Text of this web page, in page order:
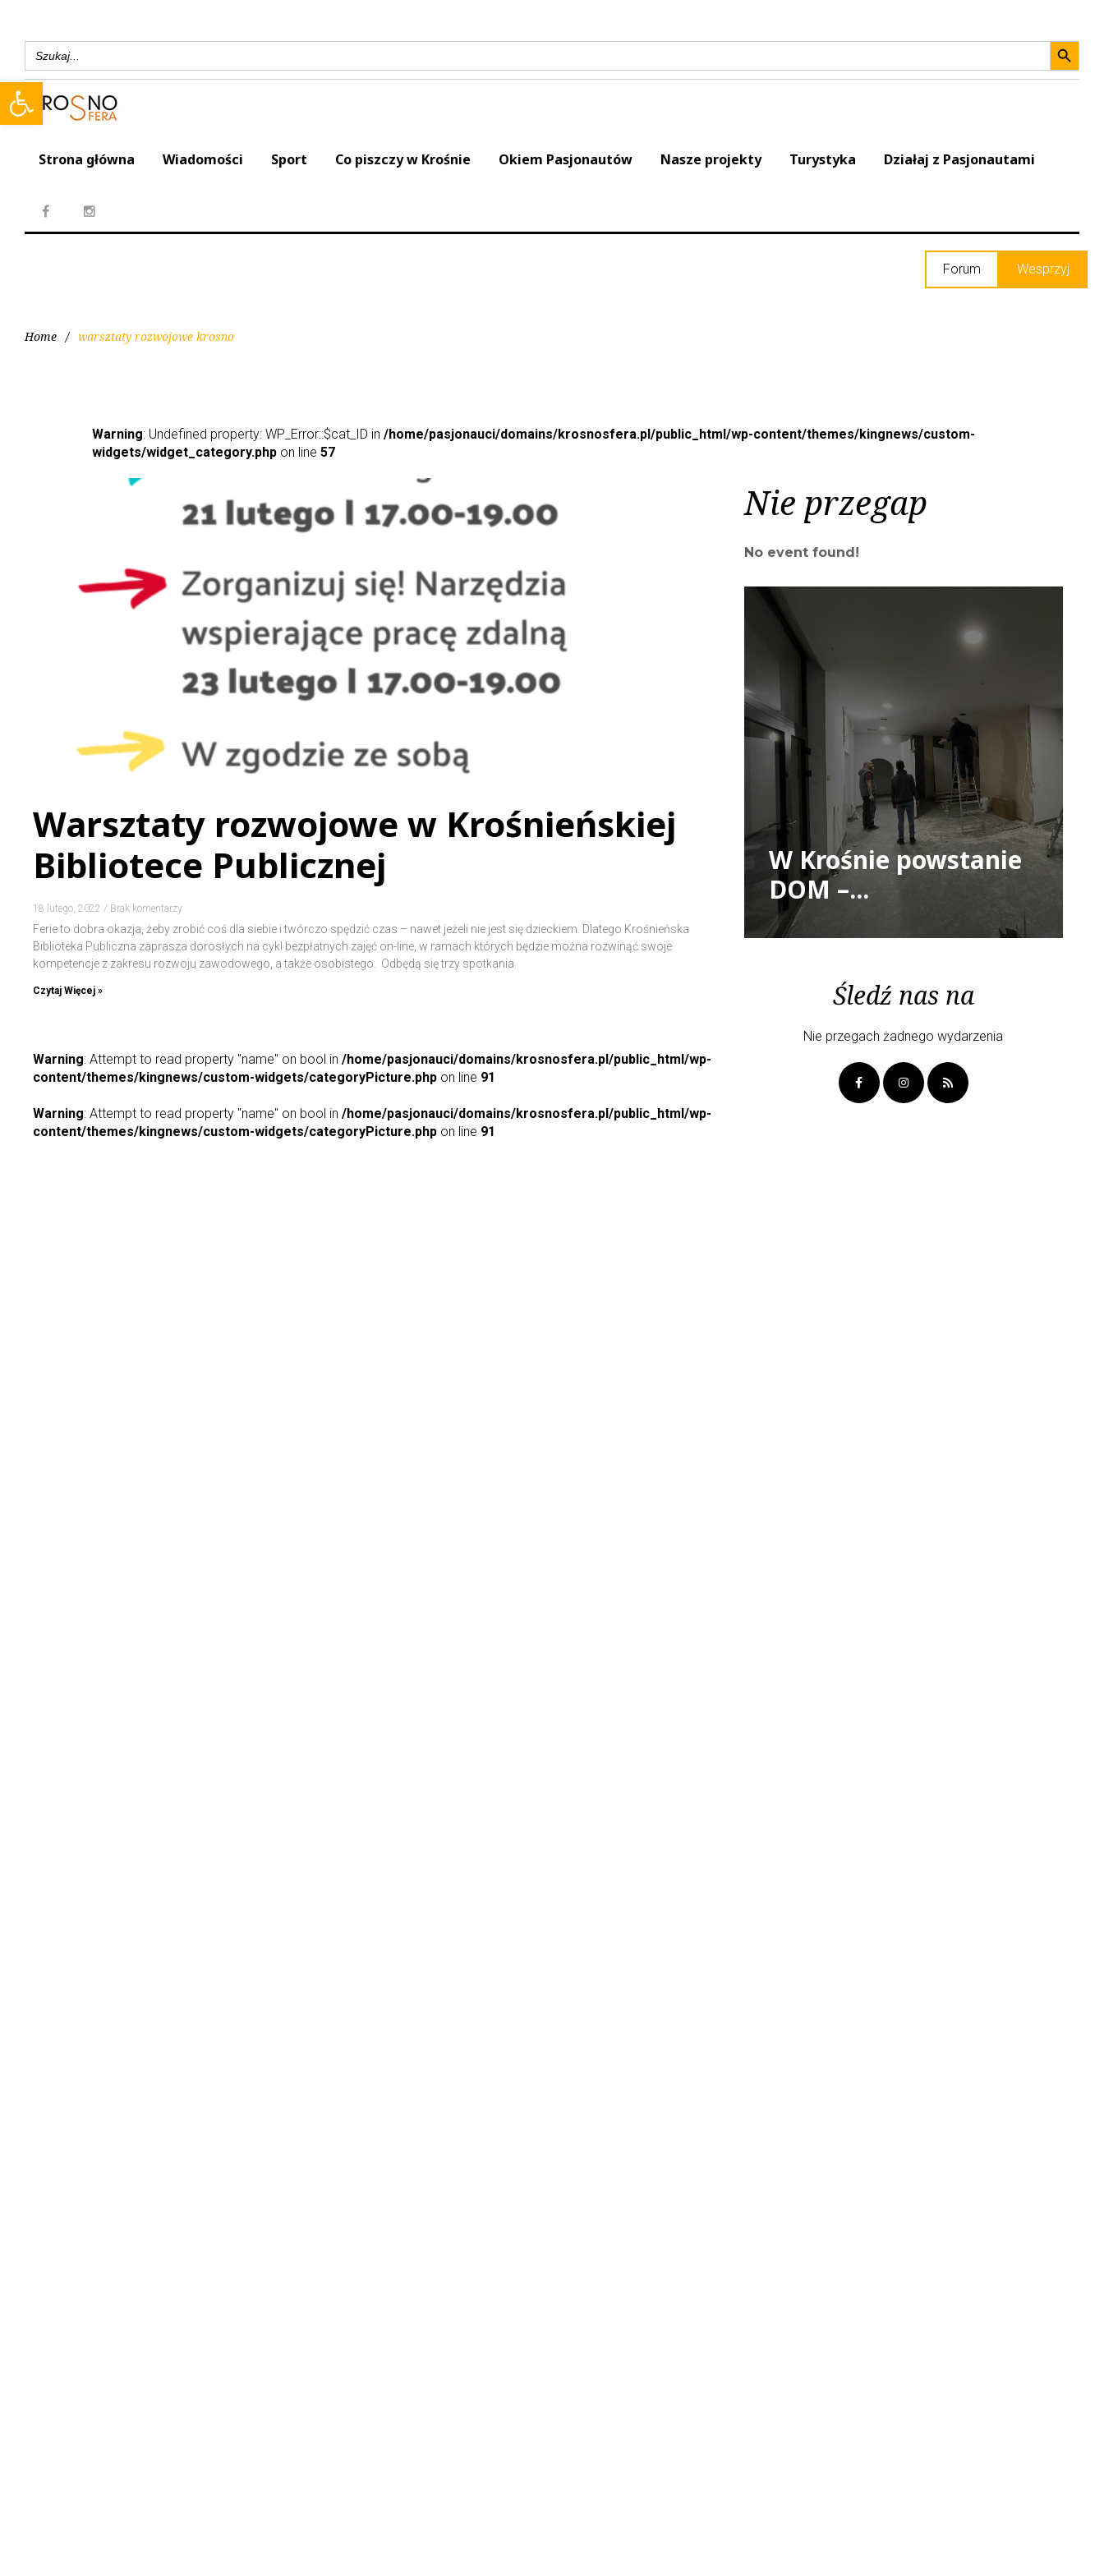
Open toolbar
Search
for:
Search
Strona główna Wiadomości Sport Co piszczy w Krośnie Okiem Pasjonautów Nasze projekty Turystyka Działaj z Pasjonautami
Forum Wesprzyj
Home / warsztaty rozwojowe krosno
Warning: Undefined property: WP_Error::$cat_ID in /home/pasjonauci/domains/krosnosfera.pl/public_html/wp-content/themes/kingnews/custom-
widgets/widget_category.php on line 57
Warsztaty rozwojowe w Krośnieńskiej
Bibliotece Publicznej
18 lutego, 2022 Brak komentarzy
Ferie to dobra okazja, żeby zrobić coś dla siebie i twórczo spędzić czas – nawet jeżeli nie jest się dzieckiem. Dlatego Krośnieńska
Biblioteka Publiczna zaprasza dorosłych na cykl bezpłatnych zajęć on-line, w ramach których będzie można rozwinąć swoje
kompetencje z zakresu rozwoju zawodowego, a także osobistego. Odbędą się trzy spotkania
Czytaj Więcej »
Warning: Attempt to read property "name" on bool in /home/pasjonauci/domains/krosnosfera.pl/public_html/wp-
content/themes/kingnews/custom-widgets/categoryPicture.php on line 91
Warning: Attempt to read property "name" on bool in /home/pasjonauci/domains/krosnosfera.pl/public_html/wp-
content/themes/kingnews/custom-widgets/categoryPicture.php on line 91
Nie przegap
No event found!
W Krośnie powstanie
DOM –...
Śledź nas na
Nie przegach żadnego wydarzenia